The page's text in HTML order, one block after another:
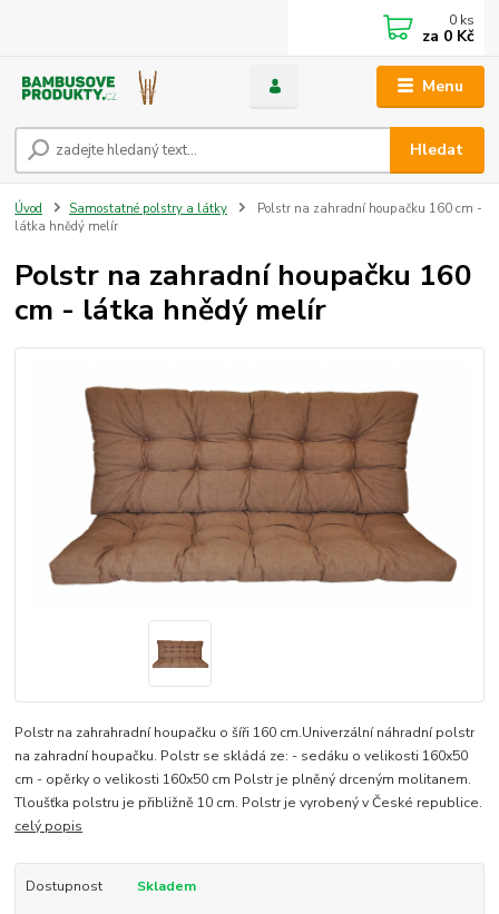
Menu
Hledat
0 ks
za 0 Kč
Úvod Samostatné polstry a látky
Polstr na zahradní houpačku 160 cm -
látka hnědý melír
Polstr na zahradní houpačku 160
cm - látka hnědý melír
Polstr na zahrahradní houpačku o šíři 160 cm.Univerzální náhradní polstr
na zahradní houpačku. Polstr se skládá ze: - sedáku o velikosti 160x50
cm - opěrky o velikosti 160x50 cm Polstr je plněný drceným molitanem.
Tloušťka polstru je přibližně 10 cm. Polstr je vyrobený v České republice.
celý popis
Dostupnost Skladem